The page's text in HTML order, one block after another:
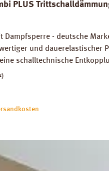
PLUS
Dampfsperre - deutsche
und dauerelastischer
schalltechnische
Gehschallverbesserung. Für
Trittschall-Verbesserung:
Combi PLUS